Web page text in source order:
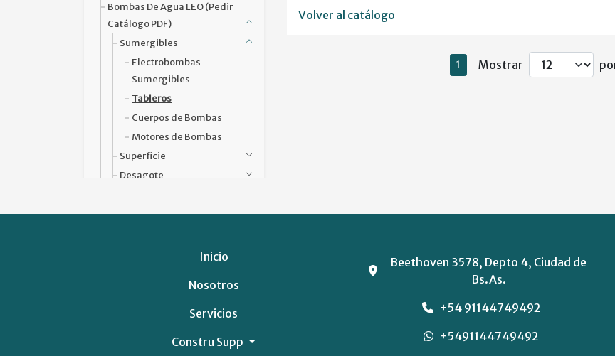
Bombas De Agua LEO (pedir
Catálogo PDF)
Sumergibles
Electrobombas
Sumergibles
Tableros
Cuerpos de Bombas
Motores de Bombas
Superficie
Desagote
Otras/Accesorios
SRL(pedir Catálogo PDF)
(pedir Catálogo PDF)
Volver al catálogo
1 Mostrar
Inicio
Nosotros
Servicios
Constru Supp
Beethoven 3578, Depto 4, Ciudad de
Bs.As.
+54 91144749492
+5491144749492